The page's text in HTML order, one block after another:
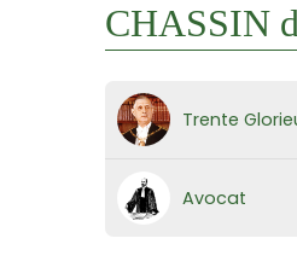
CHASSIN
Trente
Avocat